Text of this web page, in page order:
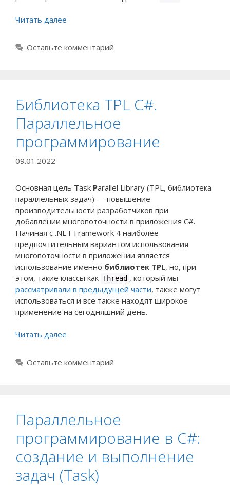
Читать далее
Оставьте комментарий
Библиотека TPL C#.
Параллельное
программирование
09.01.2022
Основная цель Task Parallel Library (TPL, библиотека
параллельных задач) — повышение
производительности разработчиков при
добавлении многопоточности в приложения C#.
Начиная с .NET Framework 4 наиболее
предпочтительным вариантом использования
многопоточности в приложении является
использование именно библиотек TPL, но, при
этом, такие классы как Thread , который мы
рассматривали в предыдущей части, также могут
использоваться и все также находят широкое
применение на сегодняшний день.
Читать далее
Оставьте комментарий
Параллельное
программирование в C#:
создание и выполнение
задач (Task)